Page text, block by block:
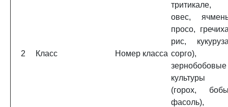
2 Класс Номер класса
тритикале,
овес,
просо,
рис,
сорго),
зернобобовые
культуры
(горох,
фасоль),